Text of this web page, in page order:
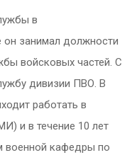
в
он занимал должности
войсковых частей. С
дивизии ПВО. В
работать в
и в течение 10 лет
военной кафедры по